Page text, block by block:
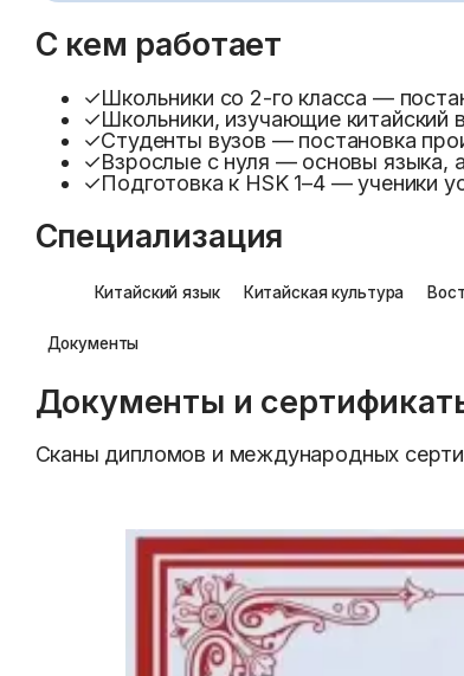
С кем работает
✓Школьники со 2-го класса —
✓Школьники, изучающие
✓Студенты вузов — постановка
✓Взрослые с нуля — основы языка,
✓Подготовка к HSK 1–4 — ученики
Специализация
Китайский язык Китайская культура
Документы
Документы и
Сканы дипломов и международных